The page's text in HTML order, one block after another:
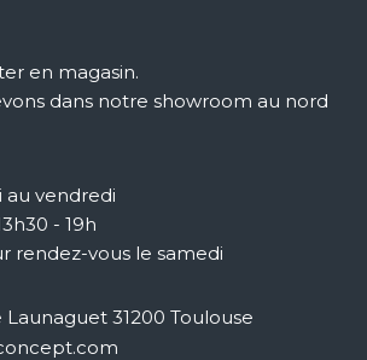
en magasin.
dans notre showroom au nord
au vendredi
- 19h
rendez-vous le samedi
31200 Toulouse